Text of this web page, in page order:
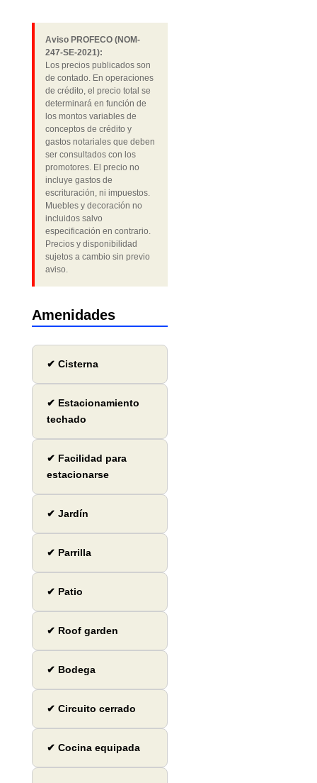
Aviso PROFECO (NOM-
247-SE-2021):
Los precios publicados son
de contado. En operaciones
de crédito, el precio total se
determinará en función de
los montos variables de
conceptos de crédito y
gastos notariales que deben
ser consultados con los
promotores. El precio no
incluye gastos de
escrituración, ni impuestos.
Muebles y decoración no
incluidos salvo
especificación en contrario.
Precios y disponibilidad
sujetos a cambio sin previo
aviso.
Amenidades
✔ Cisterna
✔ Estacionamiento
techado
✔ Facilidad para
estacionarse
✔ Jardín
✔ Parrilla
✔ Patio
✔ Roof garden
✔ Bodega
✔ Circuito cerrado
✔ Cocina equipada